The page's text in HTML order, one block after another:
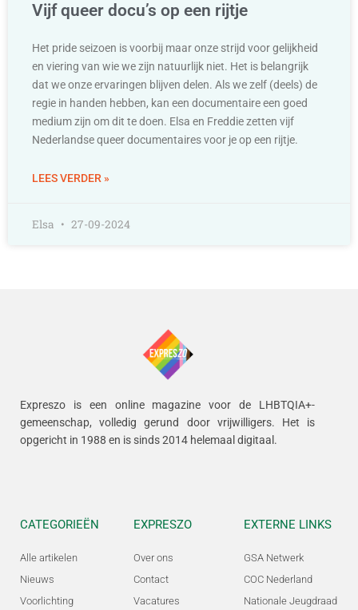
Vijf queer docu’s op een rijtje
Het pride seizoen is voorbij maar onze strijd voor gelijkheid
en viering van wie we zijn natuurlijk niet. Het is belangrijk
dat we onze ervaringen blijven delen. Als we zelf (deels) de
regie in handen hebben, kan een documentaire een goed
medium zijn om dit te doen. Elsa en Freddie zetten vijf
Nederlandse queer documentaires voor je op een rijtje.
LEES VERDER »
Elsa 27-09-2024
Expreszo is een online magazine voor de LHBTQIA+-
gemeenschap, volledig gerund door vrijwilligers. Het is
opgericht in 1988 en is sinds 2014 helemaal digitaal.
CATEGORIEËN
Alle artikelen
Nieuws
Voorlichting
EXPRESZO
Over ons
Contact
Vacatures
EXTERNE LINKS
GSA Netwerk
COC Nederland
Nationale Jeugdraad